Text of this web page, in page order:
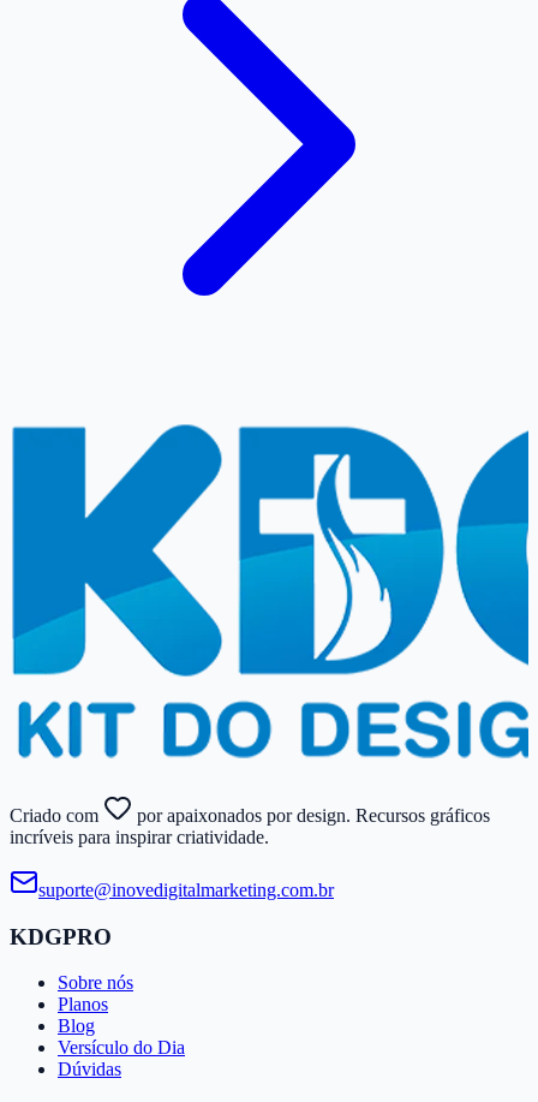
Criado com
por apaixonados por design. Recursos gráficos
incríveis para inspirar criatividade.
suporte@​inovedigitalmarketing.​com.​br
KDGPRO
Sobre nós
Planos
Blog
Versículo do Dia
Dúvidas